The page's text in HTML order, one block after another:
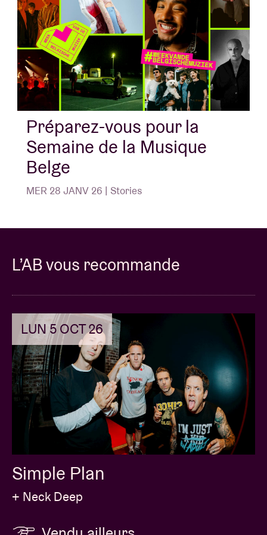
Préparez-vous pour la
Semaine de la Musique
Belge
MER 28 JANV 26 | Stories
L’AB vous recommande
LUN 5 OCT 26
Simple Plan
+ Neck Deep